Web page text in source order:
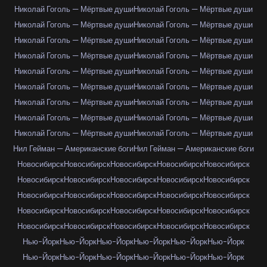
Николай Гоголь — Мёртвые душиНиколай Гоголь — Мёртвые души
Николай Гоголь — Мёртвые душиНиколай Гоголь — Мёртвые души
Николай Гоголь — Мёртвые душиНиколай Гоголь — Мёртвые души
Николай Гоголь — Мёртвые душиНиколай Гоголь — Мёртвые души
Николай Гоголь — Мёртвые душиНиколай Гоголь — Мёртвые души
Николай Гоголь — Мёртвые душиНиколай Гоголь — Мёртвые души
Николай Гоголь — Мёртвые душиНиколай Гоголь — Мёртвые души
Николай Гоголь — Мёртвые душиНиколай Гоголь — Мёртвые души
Николай Гоголь — Мёртвые душиНиколай Гоголь — Мёртвые души
Нил Гейман — Американские богиНил Гейман — Американские боги
НовосибирскНовосибирскНовосибирскНовосибирскНовосибирск
НовосибирскНовосибирскНовосибирскНовосибирскНовосибирск
НовосибирскНовосибирскНовосибирскНовосибирскНовосибирск
НовосибирскНовосибирскНовосибирскНовосибирскНовосибирск
НовосибирскНовосибирскНовосибирскНовосибирскНовосибирск
Нью-ЙоркНью-ЙоркНью-ЙоркНью-ЙоркНью-ЙоркНью-Йорк
Нью-ЙоркНью-ЙоркНью-ЙоркНью-ЙоркНью-ЙоркНью-Йорк